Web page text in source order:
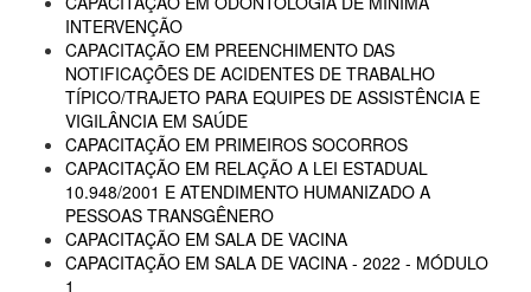
INTERVENÇÃO
CAPACITAÇÃO EM PREENCHIMENTO DAS
NOTIFICAÇÕES DE ACIDENTES DE TRABALHO
TÍPICO/TRAJETO PARA EQUIPES DE ASSISTÊNCIA E
VIGILÂNCIA EM SAÚDE
CAPACITAÇÃO EM PRIMEIROS SOCORROS
CAPACITAÇÃO EM RELAÇÃO A LEI ESTADUAL
10.948/2001 E ATENDIMENTO HUMANIZADO A
PESSOAS TRANSGÊNERO
CAPACITAÇÃO EM SALA DE VACINA
CAPACITAÇÃO EM SALA DE VACINA - 2022 - MÓDULO
1